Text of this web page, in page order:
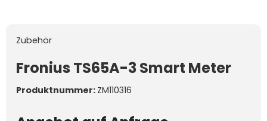
Zubehör
Fronius TS65A-3 Smart Meter
Produktnummer: ZM110316